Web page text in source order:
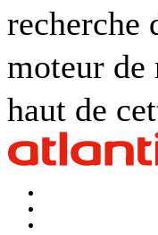
recherche
moteur de
haut de